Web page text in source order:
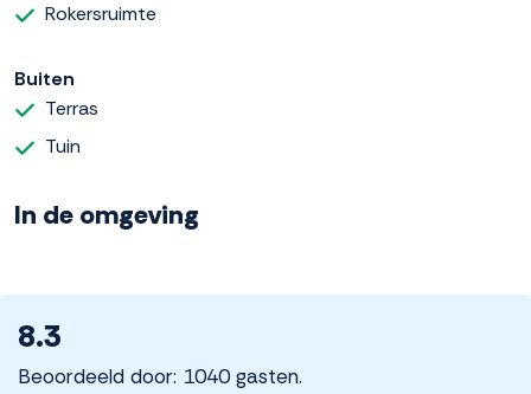
Rokersruimte
Buiten
Terras
Tuin
In de omgeving
8.3
Beoordeeld door: 1040 gasten.